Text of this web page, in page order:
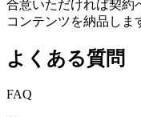
合意いただければ契約
コンテンツを納品しま
よくある質問
FAQ